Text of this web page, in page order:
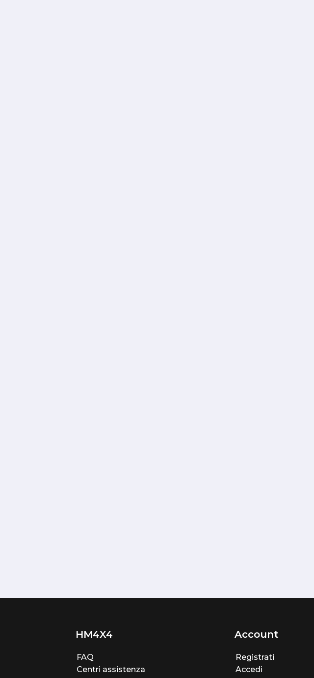
HM4X4
FAQ
Centri assistenza
Account
Registrati
Accedi